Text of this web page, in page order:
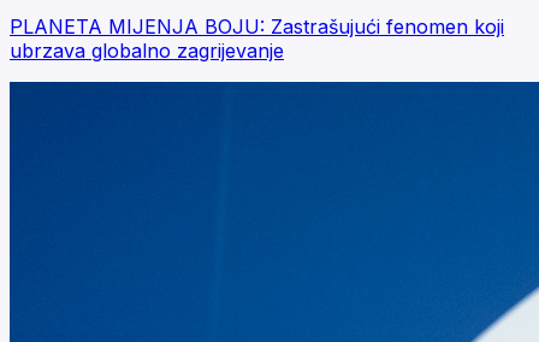
PLANETA MIJENJA BOJU: Zastrašujući fenomen koji
ubrzava globalno zagrijevanje